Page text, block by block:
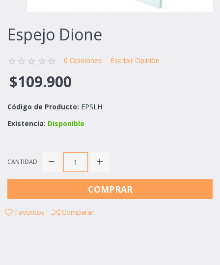
Espejo Dione
0 Opiniones Escribir Opinión
$109.900
Código de Producto: EPSLH
Existencia: Disponible
CANTIDAD
COMPRAR
Favoritos Comparar